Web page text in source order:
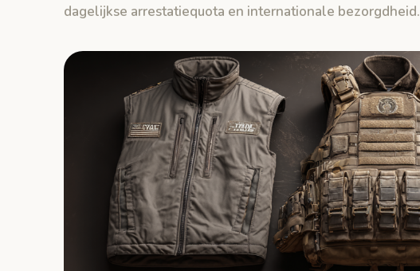
dagelijkse arrestatiequota en internationale bezorgdheid.